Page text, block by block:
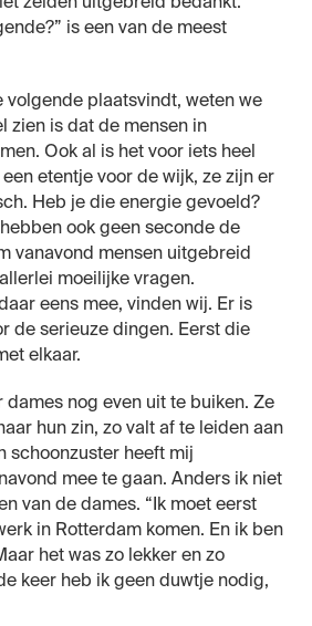
is een van de meest
volgende plaatsvindt, weten we
zien is dat de mensen in
Ook al is het voor iets heel
etentje voor de wijk, ze zijn er
Heb je die energie gevoeld?
ook geen seconde de
vanavond mensen uitgebreid
moeilijke vragen.
eens mee, vinden wij. Er is
de serieuze dingen. Eerst die
elkaar.
dames nog even uit te buiken. Ze
hun zin, zo valt af te leiden aan
schoonzuster heeft mij
mee te gaan. Anders ik niet
van de dames. “Ik moet eerst
in Rotterdam komen. En ik ben
het was zo lekker en zo
keer heb ik geen duwtje nodig,